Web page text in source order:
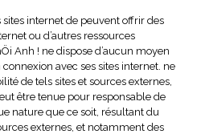
sites internet de peuvent offrir des
ou d’autres ressources
Anh ! ne dispose d’aucun moyen
avec ses sites internet. ne
de tels sites et sources externes,
être tenue pour responsable de
nature que ce soit, résultant du
externes, et notamment des